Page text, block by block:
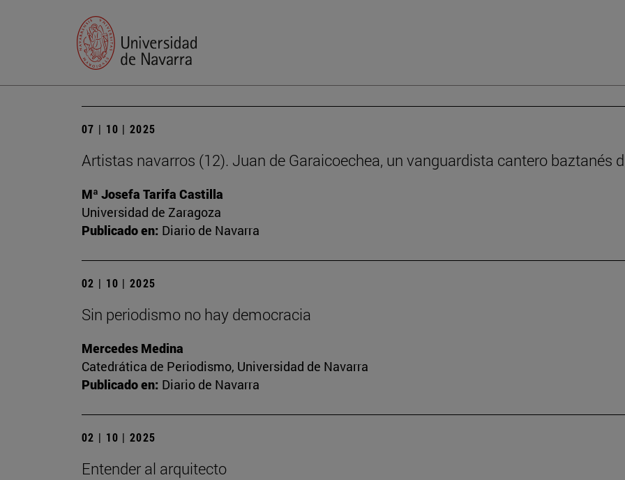
07 | 10 | 2025
Artistas navarros (12). Juan de Garaicoechea, un vanguardista cantero baztanés
Mª Josefa Tarifa Castilla
Universidad de Zaragoza
Publicado en: Diario de Navarra
02 | 10 | 2025
Sin periodismo no hay democracia
Mercedes Medina
Catedrática de Periodismo, Universidad de Navarra
Publicado en: Diario de Navarra
02 | 10 | 2025
Entender al arquitecto